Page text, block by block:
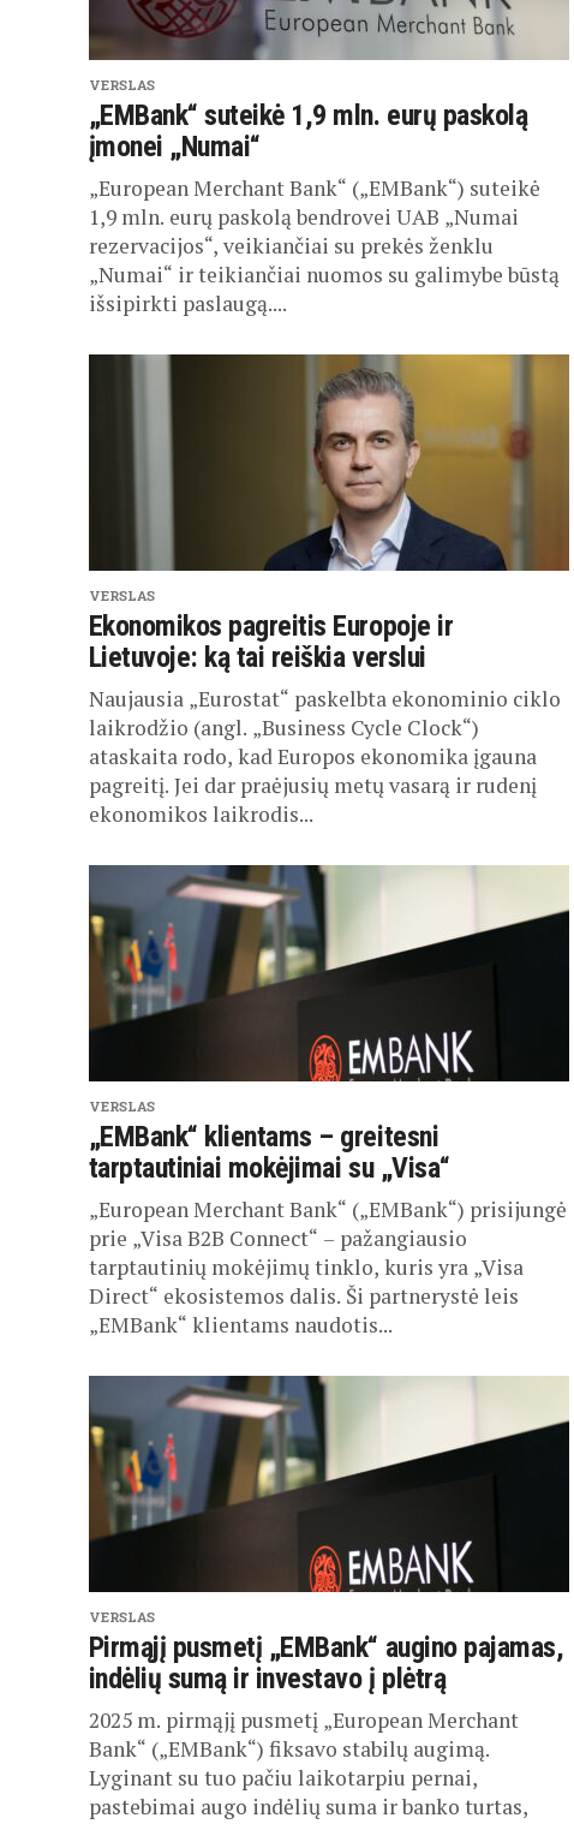
VERSLAS
„EMBank“ suteikė 1,9 mln. eurų paskolą
įmonei „Numai“
„European Merchant Bank“ („EMBank“) suteikė
1,9 mln. eurų paskolą bendrovei UAB „Numai
rezervacijos“, veikiančiai su prekės ženklu
„Numai“ ir teikiančiai nuomos su galimybe būstą
išsipirkti paslaugą....
VERSLAS
Ekonomikos pagreitis Europoje ir
Lietuvoje: ką tai reiškia verslui
Naujausia „Eurostat“ paskelbta ekonominio ciklo
laikrodžio (angl. „Business Cycle Clock“)
ataskaita rodo, kad Europos ekonomika įgauna
pagreitį. Jei dar praėjusių metų vasarą ir rudenį
ekonomikos laikrodis...
VERSLAS
„EMBank“ klientams – greitesni
tarptautiniai mokėjimai su „Visa“
„European Merchant Bank“ („EMBank“) prisijungė
prie „Visa B2B Connect“ – pažangiausio
tarptautinių mokėjimų tinklo, kuris yra „Visa
Direct“ ekosistemos dalis. Ši partnerystė leis
„EMBank“ klientams naudotis...
VERSLAS
Pirmąjį pusmetį „EMBank“ augino pajamas,
indėlių sumą ir investavo į plėtrą
2025 m. pirmąjį pusmetį „European Merchant
Bank“ („EMBank“) fiksavo stabilų augimą.
Lyginant su tuo pačiu laikotarpiu pernai,
pastebimai augo indėlių suma ir banko turtas,